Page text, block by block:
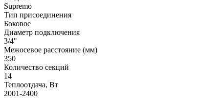
Supremo
Тип присоединения
Боковое
Диаметр подключения
3/4"
Межосевое расстояние (мм)
350
Количество секций
14
Теплоотдача, Вт
2001-2400